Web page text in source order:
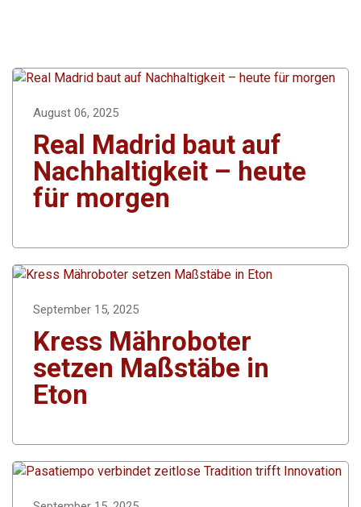
August 06, 2025
Real Madrid baut auf
Nachhaltigkeit – heute
für morgen
September 15, 2025
Kress Mähroboter
setzen Maßstäbe in
Eton